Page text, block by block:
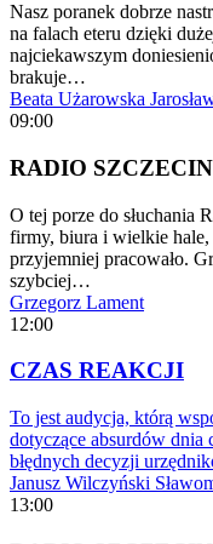
Nasz poranek dobrze
na falach eteru dzięki
najciekawszym
brakuje…
Beata Użarowska
09:00
RADIO
O tej porze do słuchania
firmy, biura i wielkie
przyjemniej pracowało.
szybciej…
Grzegorz Lament
12:00
CZAS REAKCJI
To jest audycja, którą
dotyczące absurdów
błędnych decyzji
Janusz Wilczyński
13:00